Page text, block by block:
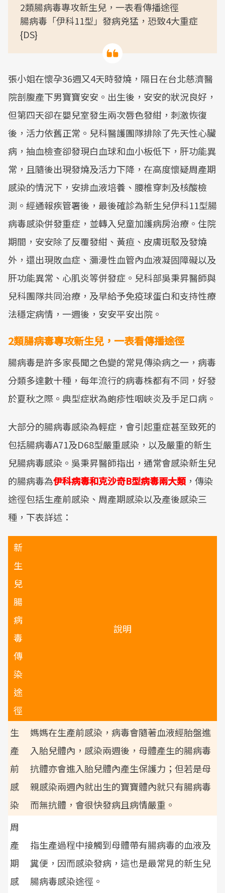
2類腸病毒專攻新生兒，一表看傳播途徑
腸病毒「伊科11型」發病兇猛，恐致4大重症
{DS}
張小姐在懷孕36週又4天時發燒，隔日在台北慈濟醫
院剖腹產下男寶寶安安。出生後，安安的狀況良好，
但第四天卻在嬰兒室發生兩次唇色發紺，刺激恢復
後，活力依舊正常。兒科醫護團隊排除了先天性心臟
病，抽血檢查卻發現白血球和血小板低下，肝功能異
常，且隨後出現發燒及活力下降，在高度懷疑周產期
感染的情況下，安排血液培養、腰椎穿刺及核酸檢
測。經通報疾管署後，最後確診為新生兒伊科11型腸
病毒感染併發重症，並轉入兒童加護病房治療。住院
期間，安安除了反覆發紺、黃疸、皮膚斑駁及發燒
外，還出現敗血症、瀰漫性血管內血液凝固障礙以及
肝功能異常、心肌炎等併發症。兒科部吳秉昇醫師與
兒科團隊共同治療，及早給予免疫球蛋白和支持性療
法穩定病情，一週後，安安平安出院。
2類腸病毒專攻新生兒，一表看傳播途徑
腸病毒是許多家長聞之色變的常見傳染病之一，病毒
分類多達數十種，每年流行的病毒株都有不同，好發
於夏秋之際。典型症狀為皰疹性咽峽炎及手足口病。
大部分的腸病毒感染為輕症，會引起重症甚至致死的
包括腸病毒A71及D68型嚴重感染，以及嚴重的新生
兒腸病毒感染。吳秉昇醫師指出，通常會感染新生兒
的腸病毒為伊科病毒和克沙奇B型病毒兩大類 ，傳染
途徑包括生產前感染、周產期感染以及產後感染三
種，下表詳述：
新
生
兒
腸
病
毒
傳
染
途
徑
說明
生
產
前
感
染
媽媽在生產前感染，病毒會隨著血液經胎盤進
入胎兒體內，感染兩週後，母體產生的腸病毒
抗體亦會進入胎兒體內產生保護力；但若是母
親感染兩週內就出生的寶寶體內就只有腸病毒
而無抗體，會很快發病且病情嚴重。
周
產
期
感
指生產過程中接觸到母體帶有腸病毒的血液及
糞便，因而感染發病，這也是最常見的新生兒
腸病毒感染途徑。